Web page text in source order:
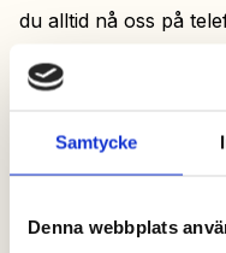
Samtycke
Denna webbplats
du alltid nå oss på